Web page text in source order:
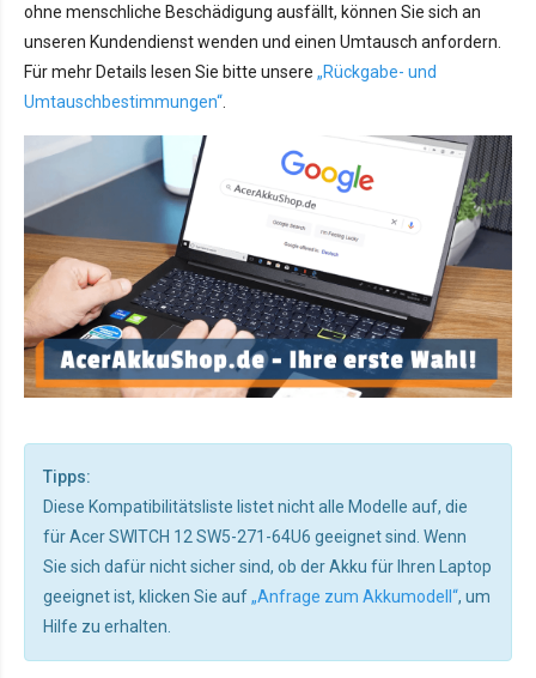
ohne menschliche Beschädigung ausfällt, können Sie sich an
unseren Kundendienst wenden und einen Umtausch anfordern.
Für mehr Details lesen Sie bitte unsere „Rückgabe- und
Umtauschbestimmungen“
Tipps:
Diese Kompatibilitätsliste listet nicht alle Modelle auf, die
für Acer SWITCH 12 SW5-271-64U6 geeignet sind. Wenn
Sie sich dafür nicht sicher sind, ob der Akku für Ihren Laptop
geeignet ist, klicken Sie auf„Anfrage zum Akkumodell“, um
Hilfe zu erhalten.